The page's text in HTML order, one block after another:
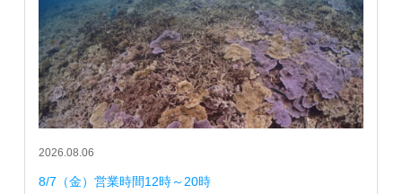
2026.08.06
8/7（金）営業時間12時～20時